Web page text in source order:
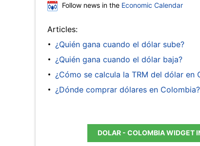
Follow news in the Economic Calendar
Articles:
¿Quién gana cuando el dólar sube?
¿Quién gana cuando el dólar baja?
¿Cómo se calcula la TRM del dólar en
¿Dónde comprar dólares en Colombia?
DOLAR - COLOMBIA WIDGET